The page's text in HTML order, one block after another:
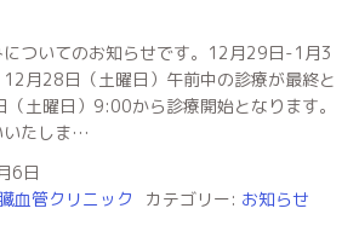
ついてのお知らせです。12月29日-1月3
月28日（土曜日）午前中の診療が最終と
土曜日）9:00から診療開始となります。
いたしま…
6日
血管クリニック カテゴリー: お知らせ